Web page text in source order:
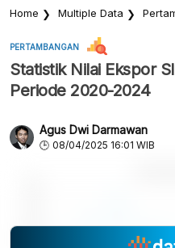
Home Multiple Data
PERTAMBANGAN
Statistik Nilai Ekspor
Periode 2020-2024
Agus Dwi Darmawan
08/04/2025 16:01 WIB